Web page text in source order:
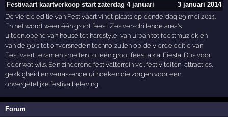
Festivaart kaartverkoop start zaterdag 4 januari
3 januari 2014
De vierde editie van Festivaart vindt plaats op donderdag 29 mei 2014.
En het wordt weer één groot feest. Zes verschillende area's
uiteenlopend van house tot hardstyle, van urban tot feestmuziek en
van de 90's tot onversneden techno zullen op de vierde editie van
Festivaart tezamen smelten tot één groot feest a.k.a. Fiesta. Dus voor
ieder wat wils. Een zinderend festivalterrein vol festiviteiten, attracties,
gekkigheid en verrassende uithoeken die zorgen voor een
onvergetelijke festivalbeleving.
Forum